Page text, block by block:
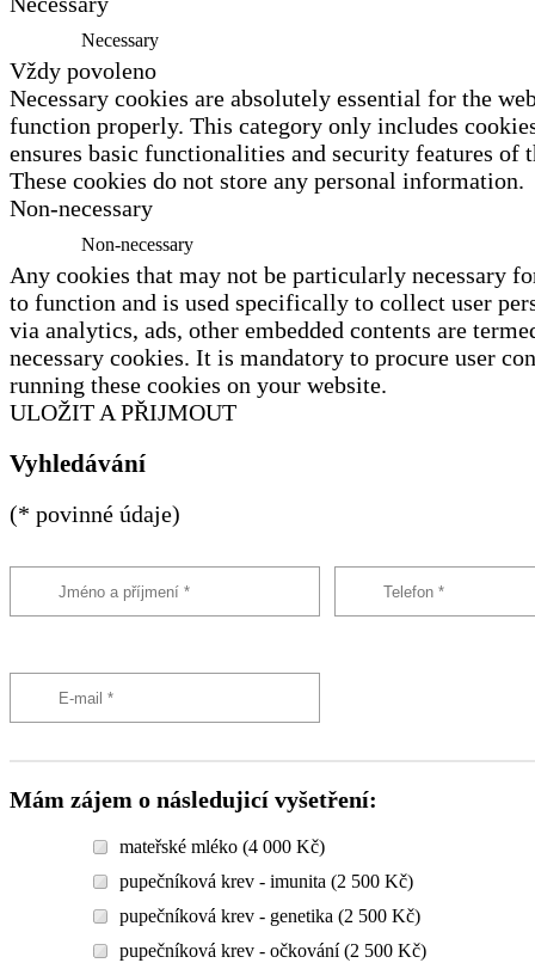
Necessary
Vždy povoleno
Necessary cookies are absolutely essential for the
function properly. This category only includes
ensures basic functionalities and security features of
These cookies do not store any personal information.
Non-necessary
Non-necessary
Any cookies that may not be particularly necessary
to function and is used specifically to collect user
via analytics, ads, other embedded contents are
necessary cookies. It is mandatory to procure user
running these cookies on your website.
ULOŽIT A PŘIJMOUT
Vyhledávání
(* povinné údaje)
Mám zájem o následujicí vyšetření:
mateřské mléko (4 000 Kč)
pupečníková krev - imunita (2 500 Kč)
pupečníková krev - genetika (2 500 Kč)
pupečníková krev - očkování (2 500 Kč)